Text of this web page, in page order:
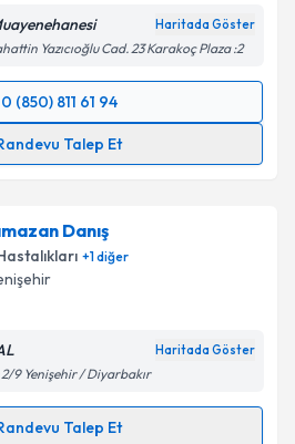
Haritada Göster
Yazıcıoğlu Cad. 23 Karakoç Plaza :2
0 (850) 811 61 94
Talep Et
Talebi
e-posta ile
işlenmesine ilişkinAydınlatma
ve kişisel verilerimin belirtilen
Danış
+1diğer
Haritada Göster
2/9 Yenişehir / Diyarbakır
Talep Et